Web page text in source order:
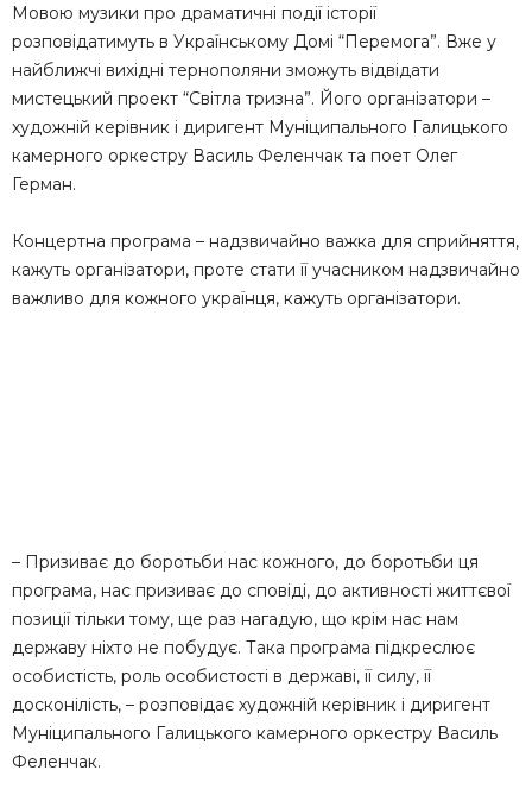
Мовою музики про драматичні події історії
розповідатимуть в Українському Домі “Перемога”. Вже у
найближчі вихідні тернополяни зможуть відвідати
мистецький проект “Світла тризна”. Його організатори –
художній керівник і диригент Муніципального Галицького
камерного оркестру Василь Феленчак та поет Олег
Герман.
Концертна програма – надзвичайно важка для сприйняття,
кажуть організатори, проте стати її учасником надзвичайно
важливо для кожного українця, кажуть організатори.
– Призиває до боротьби нас кожного, до боротьби ця
програма, нас призиває до сповіді, до активності життєвої
позиції тільки тому, ще раз нагадую, що крім нас нам
державу ніхто не побудує. Така програма підкреслює
особистість, роль особистості в державі, її силу, її
досконілість, – розповідає художній керівник і диригент
Муніципального Галицького камерного оркестру Василь
Феленчак.